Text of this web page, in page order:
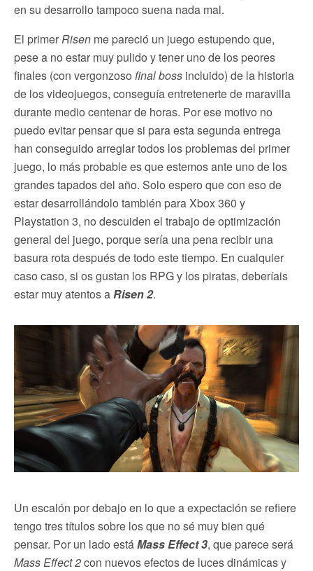
en su desarrollo tampoco suena nada mal.
El primer Risen me pareció un juego estupendo que,
pese a no estar muy pulido y tener uno de los peores
finales (con vergonzoso final boss incluido) de la historia
de los videojuegos, conseguía entretenerte de maravilla
durante medio centenar de horas. Por ese motivo no
puedo evitar pensar que si para esta segunda entrega
han conseguido arreglar todos los problemas del primer
juego, lo más probable es que estemos ante uno de los
grandes tapados del año. Solo espero que con eso de
estar desarrollándolo también para Xbox 360 y
Playstation 3, no descuiden el trabajo de optimización
general del juego, porque sería una pena recibir una
basura rota después de todo este tiempo. En cualquier
caso caso, si os gustan los RPG y los piratas, deberíais
estar muy atentos a Risen 2.
Un escalón por debajo en lo que a expectación se refiere
tengo tres títulos sobre los que no sé muy bien qué
pensar. Por un lado estáMass Effect 3, que parece será
Mass Effect 2con nuevos efectos de luces dinámicas y